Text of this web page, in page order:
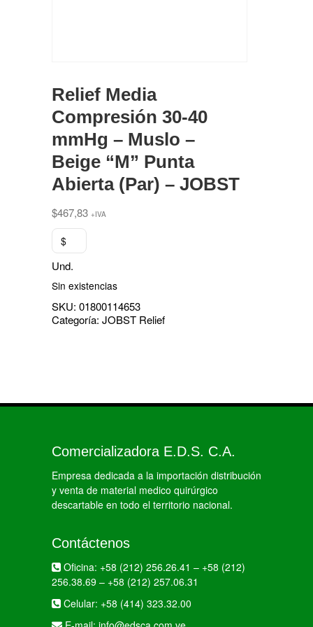
Relief Media
Compresión 30-40
mmHg – Muslo –
Beige “M” Punta
Abierta (Par) – JOBST
$467,83 +IVA
$
Und.
Sin existencias
SKU: 01800114653
Categoría: JOBST Relief
Comercializadora E.D.S. C.A.
Empresa dedicada a la importación distribución
y venta de material medico quirúrgico
descartable en todo el territorio nacional.
Contáctenos
Oficina: +58 (212) 256.26.41 – +58 (212)
256.38.69 – +58 (212) 257.06.31
Celular: +58 (414) 323.32.00